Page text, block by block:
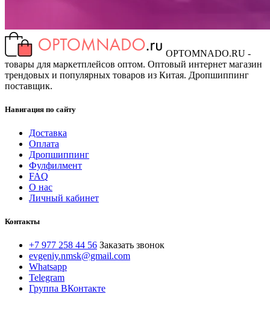
OPTOMNADO.RU -
товары для маркетплейсов оптом. Оптовый интернет магазин
трендовых и популярных товаров из Китая. Дропшиппинг
поставщик.
Навигация по сайту
Доставка
Оплата
Дропшиппинг
Фулфилмент
FAQ
О нас
Личный кабинет
Контакты
+7 977 258 44 56 Заказать звонок
evgeniy.nmsk@gmail.com
Whatsapp
Telegram
Группа ВКонтакте